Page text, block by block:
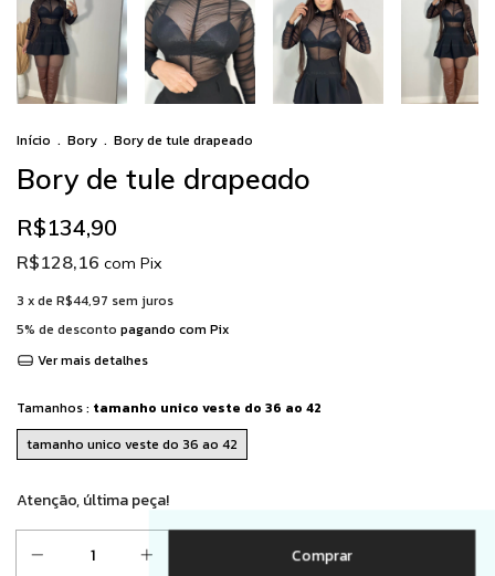
Início . Bory . Bory de tule drapeado
Bory de tule drapeado
R$134,90
R$128,16 com Pix
3 x de R$44,97 sem juros
5% de desconto pagando com Pix
Ver mais detalhes
Tamanhos : tamanho unico veste do 36 ao 42
tamanho unico veste do 36 ao 42
Atenção, última peça!